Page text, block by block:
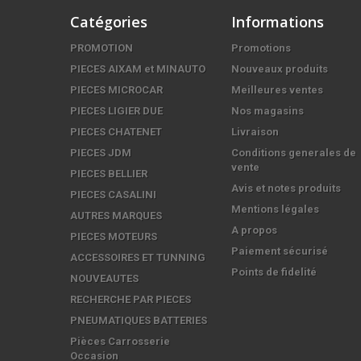
Catégories
PROMOTION
PIECES AIXAM et MINAUTO
PIECES MICROCAR
PIECES LIGIER DUE
PIECES CHATENET
PIECES JDM
PIECES BELLIER
PIECES CASALINI
AUTRES MARQUES
PIECES MOTEURS
ACCESSOIRES ET TUNNING
NOUVEAUTES
RECHERCHE PAR PIECES
PNEUMATIQUES BATTERIES
Pièces Carrosserie
Occasion
Informations
Promotions
Nouveaux produits
Meilleures ventes
Nos magasins
Livraison
Conditions generales de
vente
Avis et notes produits
Mentions légales
A propos
Paiement sécurisé
Points de fidelité